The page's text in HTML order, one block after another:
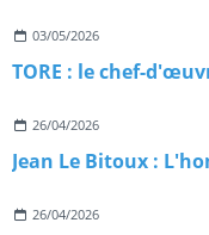
03/05/2026
26/04/2026
26/04/2026